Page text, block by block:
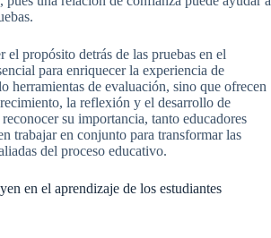
el propósito detrás de las pruebas en el
para enriquecer la experiencia de
herramientas de evaluación, sino que ofrecen
la reflexión y el desarrollo de
su importancia, tanto educadores
trabajar en conjunto para transformar las
del proceso educativo.
en el aprendizaje de los estudiantes